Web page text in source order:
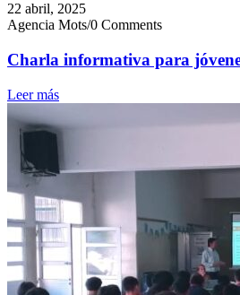
22 abril, 2025
Agencia Mots/0 Comments
Charla informativa para
Leer más